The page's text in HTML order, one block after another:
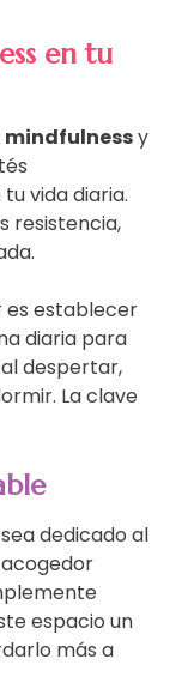
en tu
mindfulnessy
vida diaria.
resistencia,
es establecer
diaria para
despertar,
La clave
dedicado al
espacio un
más a